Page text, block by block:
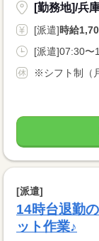
[勤務地]/兵
[派遣]時給
[派遣]07:30〜
※シフト制（
[派遣]
14時台退勤
ット作業♪